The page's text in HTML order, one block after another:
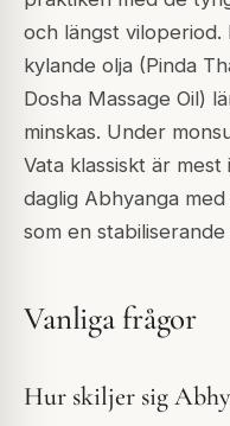
och längst viloperiod.
kylande olja (Pinda
Dosha Massage Oil)
minskas. Under
Vata klassiskt är
daglig Abhyanga
som en
Vanliga frågor
Hur skiljer sig